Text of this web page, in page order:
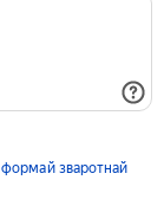
формай зваротнай